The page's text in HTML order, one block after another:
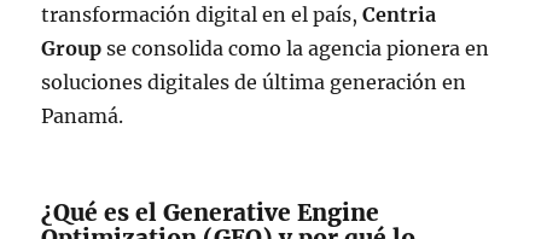
transformación digital en el país,Centria
Group se consolida como la agencia pionera en
soluciones digitales de última generación en
Panamá.
¿Qué es el Generative Engine